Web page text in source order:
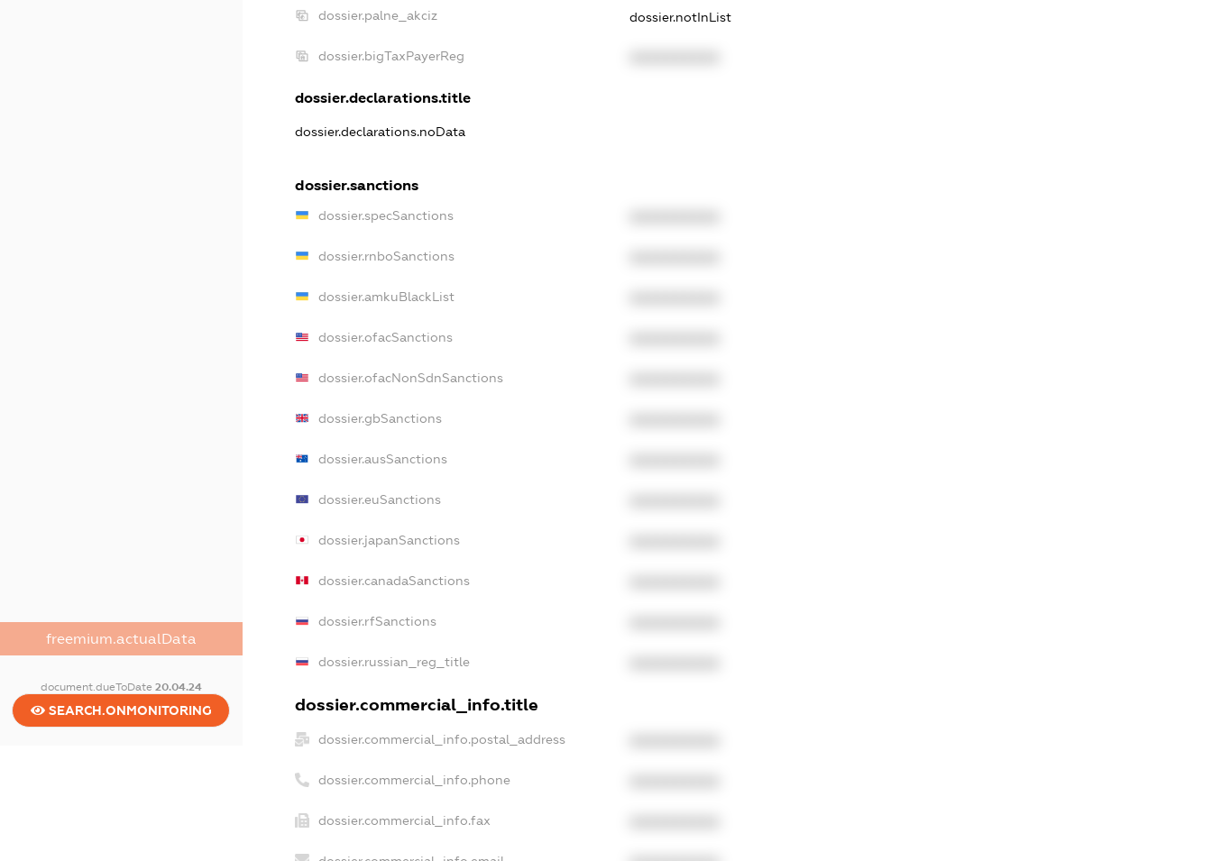
freemium.actualData
document.dueToDate 20.04.24
SEARCH.ONMONITORING
dossier.palne_akciz dossier.notInList
dossier.bigTaxPayerReg
dossier.declarations.title
dossier.declarations.noData
dossier.sanctions
dossier.specSanctions
dossier.rnboSanctions
dossier.amkuBlackList
dossier.ofacSanctions
dossier.ofacNonSdnSanctions
dossier.gbSanctions
dossier.ausSanctions
dossier.euSanctions
dossier.japanSanctions
dossier.canadaSanctions
dossier.rfSanctions
dossier.russian_reg_title
dossier.commercial_info.title
dossier.commercial_info.postal_address
dossier.commercial_info.phone
dossier.commercial_info.fax